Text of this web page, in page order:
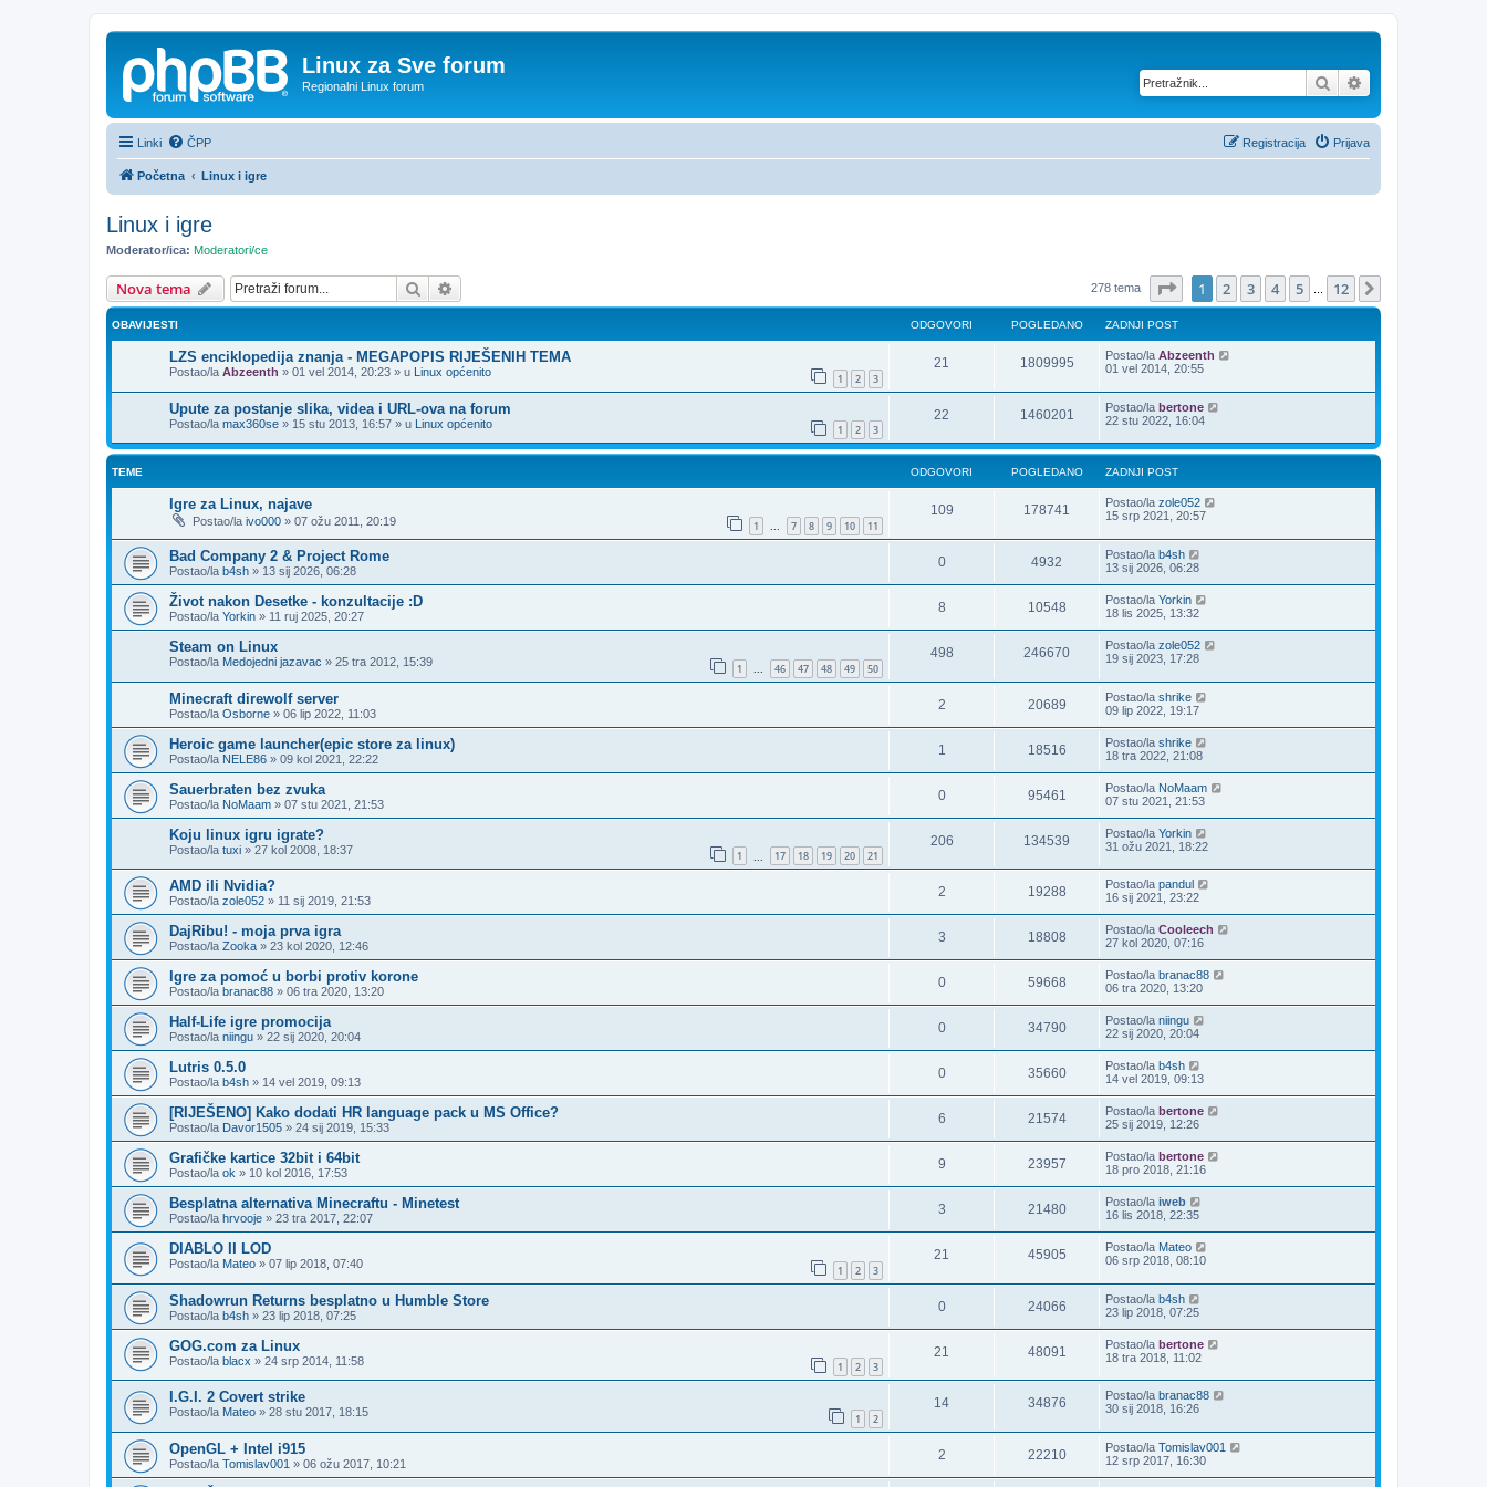
Linux za Sve forum
Regionalni Linux forum Pretražnik
Linki ČPP Prijava
Registracija
Početna Linux i igre
Linux i igre
Moderator/ica: Moderatori/ce
Nova tema Pretražnik 278 tema Stranica: 1/ .
1 2 3 4 5 12
OBAVIJESTI ODGOVORI POGLEDANO ZADNJI POST
LZS enciklopedija znanja - MEGAPOPIS RIJEŠENIH TEMA
Postao/la Abzeenth » 01 vel 2014, 20:23 » u Linux općenito 1 2 3
21 1809995 Postao/la Abzeenth
01 vel 2014, 20:55
Upute za postanje slika, videa i URL-ova na forum
Postao/la max360se » 15 stu 2013, 16:57 » u Linux općenito 1 2 3
22 1460201 Postao/la bertone
22 stu 2022, 16:04
TEME ODGOVORI POGLEDANO ZADNJI POST
Igre za Linux, najave
Postao/la ivo000 » 07 ožu 2011, 20:19 1 ... 7 8 9 10 11
109 178741 Postao/la zole052
15 srp 2021, 20:57
Bad Company 2 & Project Rome
Postao/la b4sh » 13 sij 2026, 06:28
0 4932 Postao/la b4sh
13 sij 2026, 06:28
Život nakon Desetke - konzultacije :D
Postao/la Yorkin » 11 ruj 2025, 20:27
8 10548 Postao/la Yorkin
18 lis 2025, 13:32
Steam on Linux
Postao/la Medojedni jazavac » 25 tra 2012, 15:39 1 ... 46 47 48 49 50
498 246670 Postao/la zole052
19 sij 2023, 17:28
Minecraft direwolf server
Postao/la Osborne » 06 lip 2022, 11:03
2 20689 Postao/la shrike
09 lip 2022, 19:17
Heroic game launcher(epic store za linux)
Postao/la NELE86 » 09 kol 2021, 22:22
1 18516 Postao/la shrike
18 tra 2022, 21:08
Sauerbraten bez zvuka
Postao/la NoMaam » 07 stu 2021, 21:53
0 95461 Postao/la NoMaam
07 stu 2021, 21:53
Koju linux igru igrate?
Postao/la tuxi » 27 kol 2008, 18:37 1 17 18 19 20 21
206 134539 Postao/la Yorkin
31 ožu 2021, 18:22
AMD ili Nvidia?
Postao/la zole052 » 11 sij 2019, 21:53
2 19288 Postao/la pandul
16 sij 2021, 23:22
DajRibu! - moja prva igra
Postao/la Zooka » 23 kol 2020, 12:46
3 18808 Postao/la Cooleech
27 kol 2020, 07:16
Igre za pomoć u borbi protiv korone
Postao/la branac88 » 06 tra 2020, 13:20
0 59668 Postao/la branac88
06 tra 2020, 13:20
Half-Life igre promocija
Postao/la niingu » 22 sij 2020, 20:04
0 34790 Postao/la niingu
22 sij 2020, 20:04
Lutris 0.5.0
Postao/la b4sh » 14 vel 2019, 09:13
0 35660 Postao/la b4sh
14 vel 2019, 09:13
[RIJEŠENO] Kako dodati HR language pack u MS Office?
Postao/la Davor1505 » 24 sij 2019, 15:33
6 21574 Postao/la bertone
25 sij 2019, 12:26
Grafičke kartice 32bit i 64bit
Postao/la ok » 10 kol 2016, 17:53
9 23957 Postao/la bertone
18 pro 2018, 21:16
Besplatna alternativa Minecraftu - Minetest
Postao/la hrvooje » 23 tra 2017, 22:07
3 21480 Postao/la iweb
16 lis 2018, 22:35
DIABLO II LOD
Postao/la Mateo » 07 lip 2018, 07:40 1 2 3
21 45905 Postao/la Mateo
06 srp 2018, 08:10
Shadowrun Returns besplatno u Humble Store
Postao/la b4sh » 23 lip 2018, 07:25
0 24066 Postao/la b4sh
23 lip 2018, 07:25
GOG.com za Linux
Postao/la blacx » 24 srp 2014, 11:58 1 2 3
21 48091 Postao/la bertone
18 tra 2018, 11:02
I.G.I. 2 Covert strike
Postao/la Mateo » 28 stu 2017, 18:15 1 2
14 34876 Postao/la branac88
30 sij 2018, 16:26
OpenGL + Intel i915
Postao/la Tomislav001 » 06 ožu 2017, 10:21
2 22210 Postao/la Tomislav001
12 srp 2017, 16:30